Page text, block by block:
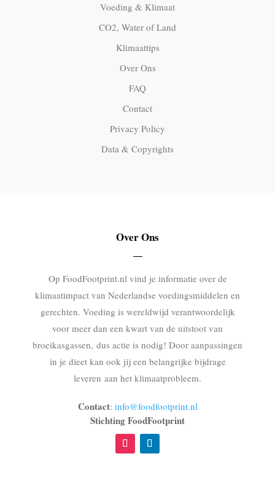
Voeding & Klimaat
CO2, Water of Land
Klimaattips
Over Ons
FAQ
Contact
Privacy Policy
Data & Copyrights
Over Ons
Op FoodFootprint.nl vind je informatie over de
klimaatimpact van Nederlandse voedingsmiddelen en
gerechten. Voeding is wereldwijd verantwoordelijk
voor meer dan een kwart van de uitstoot van
broeikasgassen, dus actie is nodig! Door aanpassingen
in je dieet kan ook jij een belangrijke bijdrage
leveren aan het klimaatprobleem.
Contact: info@foodfootprint.nl
Stichting FoodFootprint